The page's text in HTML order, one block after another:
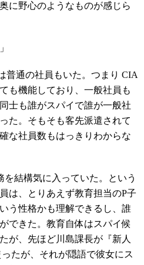
に野心のようなものが感じら
普通の社員もいた。つまり CIA
も機能しており、一般社員も
士も誰がスパイで誰が一般社
た。そもそも客先派遣されて
な社員数もはっきりわからな
結構気に入っていた。という
は、とりあえず教育担当のP子
う性格かも理解できるし、誰
できた。教育自体はスパイ候
が、先ほど川島課長が『新人
たが、それが隠語で彼女にス